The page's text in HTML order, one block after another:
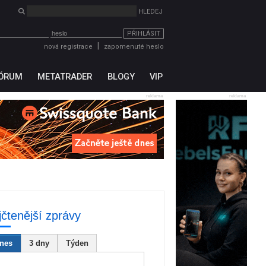
PŘIHLÁSIT
nová registrace
zapomenuté heslo
METATRADER BLOGY VIP
reklama
reklama
zprávy
3 dny Týden